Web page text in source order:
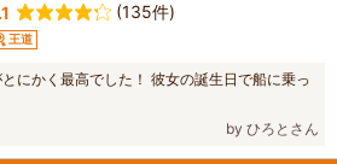
(135件)
王道
にかく最高でした！ 彼女の誕生日で船に乗っ
by ひろとさん